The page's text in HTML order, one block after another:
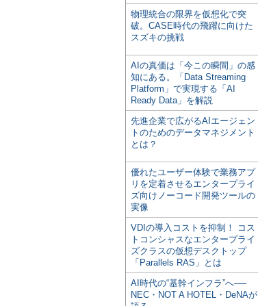
物理統合の限界を仮想化で突
破。CASE時代の飛躍に向けた
スズキの挑戦
AIの真価は「今この瞬間」の感
知にある。「Data Streaming
Platform」で実現する「AI
Ready Data」を解説
先進企業で広がるAIエージェン
トのためのデータマネジメント
とは？
優れたユーザー体験で業務アプ
リを定着させるエンタープライ
ズ向けノーコード開発ツールの
実像
VDIの導入コストを抑制！ コス
トコンシャスなエンタープライ
ズクラスの仮想デスクトップ
「Parallels RAS」とは
AI時代の“基幹インフラ”へ──
NEC・NOT A HOTEL・DeNAが